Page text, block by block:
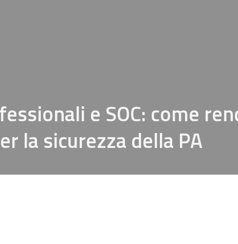
e SOC: come
la sicurezza della PA